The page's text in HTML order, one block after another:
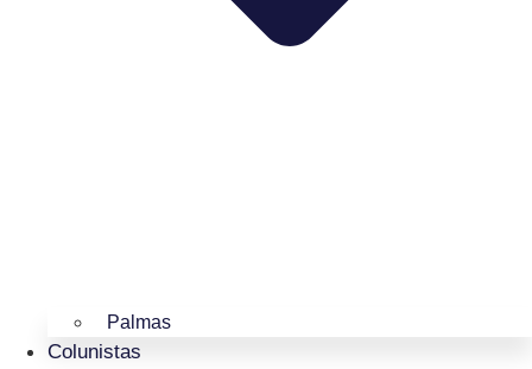
Palmas
Colunistas